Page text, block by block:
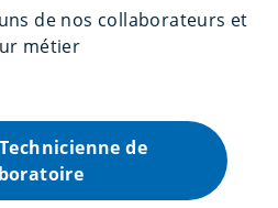
de nos collaborateurs et
métier
de